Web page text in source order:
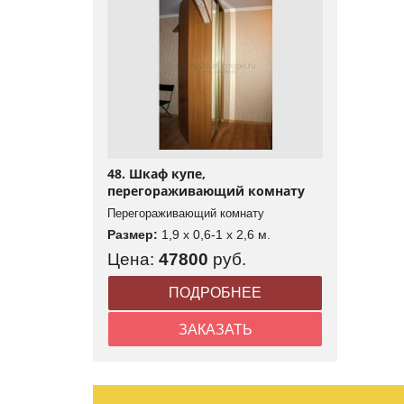
48. Шкаф купе,
перегораживающий комнату
Перегораживающий комнату
Размер: 1,9 x 0,6-1 x 2,6 м.
Цена: 47800 руб.
ПОДРОБНЕЕ
ЗАКАЗАТЬ